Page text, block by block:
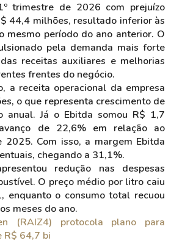
trimestre de 2026 com prejuízo
44,4 milhões, resultado inferior às
mesmo período do ano anterior. O
pela demanda mais forte
receitas auxiliares e melhorias
frentes do negócio.
a receita operacional da empresa
o que representa crescimento de
anual. Já o Ebitda somou R$ 1,7
de 22,6% em relação ao
Com isso, a margem Ebitda
chegando a 31,1%.
redução nas despesas
O preço médio por litro caiu
enquanto o consumo total recuou
meses do ano.
(RAIZ4) protocola plano para
R$ 64,7 bi